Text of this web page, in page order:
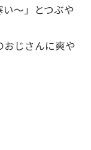
〜」とつぶや
じさんに爽や